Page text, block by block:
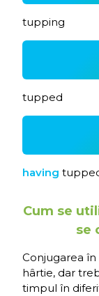
tupping
tupped
having
Cum se
se
Conjugarea
hârtie, dar
timpul în